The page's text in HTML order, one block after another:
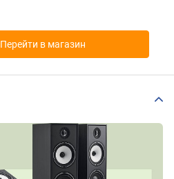
Перейти в магазин